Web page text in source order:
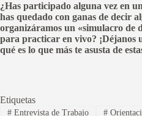
¿Has participado alguna vez en
has quedado con ganas de decir
organizáramos un «simulacro de
para practicar en vivo? ¡Déjanos
qué es lo que más te asusta de
Etiquetas
#Entrevista de Trabajo #